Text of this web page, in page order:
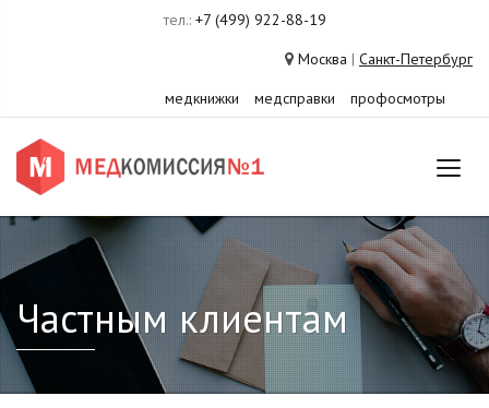
тел.: +7 (499) 922-88-19
Москва | Санкт-Петербург
медкнижки
медсправки профосмотры
Частным клиентам